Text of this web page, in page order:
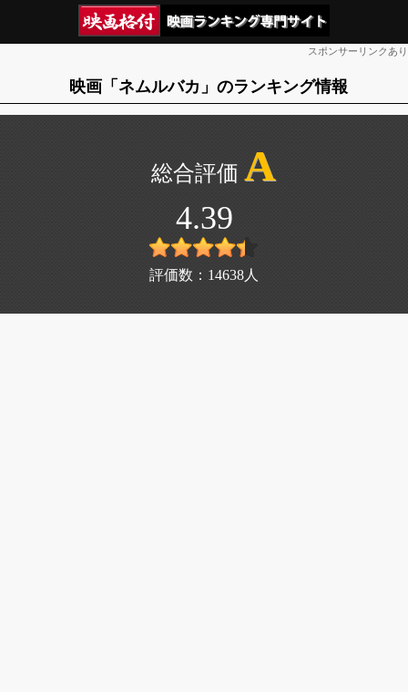
スポンサーリンクあり
映画「ネムルバカ」のランキング情報
A
4.39
評価数： 14638 人